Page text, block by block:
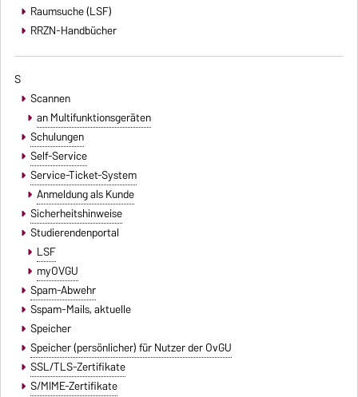
Raumsuche (LSF)
RRZN-Handbücher
S
Scannen
an Multifunktionsgeräten
Schulungen
Self-Service
Service-Ticket-System
Anmeldung als Kunde
Sicherheitshinweise
Studierendenportal
LSF
myOVGU
Spam-Abwehr
Sspam-Mails, aktuelle
Speicher
Speicher (persönlicher) für Nutzer der OvGU
SSL/TLS-Zertifikate
S/MIME-Zertifikate